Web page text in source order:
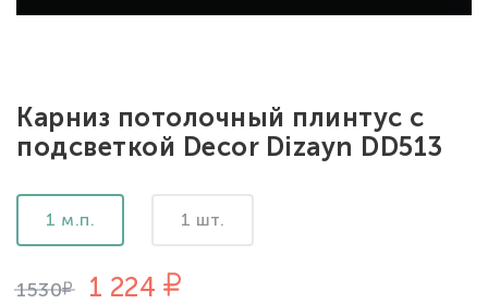
Карниз потолочный плинтус с
подсветкой Decor Dizayn DD513
1 м.п. 1 шт.
1530 1 224